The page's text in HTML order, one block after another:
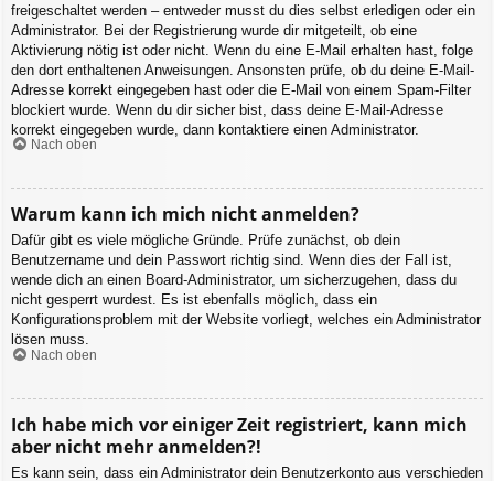
freigeschaltet werden – entweder musst du dies selbst erledigen oder ein
Administrator. Bei der Registrierung wurde dir mitgeteilt, ob eine
Aktivierung nötig ist oder nicht. Wenn du eine E-Mail erhalten hast, folge
den dort enthaltenen Anweisungen. Ansonsten prüfe, ob du deine E-Mail-
Adresse korrekt eingegeben hast oder die E-Mail von einem Spam-Filter
blockiert wurde. Wenn du dir sicher bist, dass deine E-Mail-Adresse
korrekt eingegeben wurde, dann kontaktiere einen Administrator.
Nach oben
Warum kann ich mich nicht anmelden?
Dafür gibt es viele mögliche Gründe. Prüfe zunächst, ob dein
Benutzername und dein Passwort richtig sind. Wenn dies der Fall ist,
wende dich an einen Board-Administrator, um sicherzugehen, dass du
nicht gesperrt wurdest. Es ist ebenfalls möglich, dass ein
Konfigurationsproblem mit der Website vorliegt, welches ein Administrator
lösen muss.
Nach oben
Ich habe mich vor einiger Zeit registriert, kann mich
aber nicht mehr anmelden?!
Es kann sein, dass ein Administrator dein Benutzerkonto aus verschieden